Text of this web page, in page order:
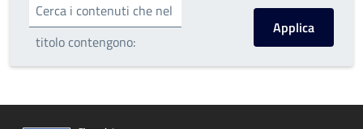
Cerca i contenuti che nel
titolo contengono: